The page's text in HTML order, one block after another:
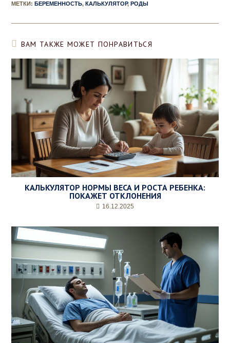
МЕТКИ:БЕРЕМЕННОСТЬ, КАЛЬКУЛЯТОР, РОДЫ
ВАМ ТАКЖЕ МОЖЕТ ПОНРАВИТЬСЯ
КАЛЬКУЛЯТОР НОРМЫ ВЕСА И РОСТА РЕБЕНКА:
ПОКАЖЕТ ОТКЛОНЕНИЯ
16.12.2025